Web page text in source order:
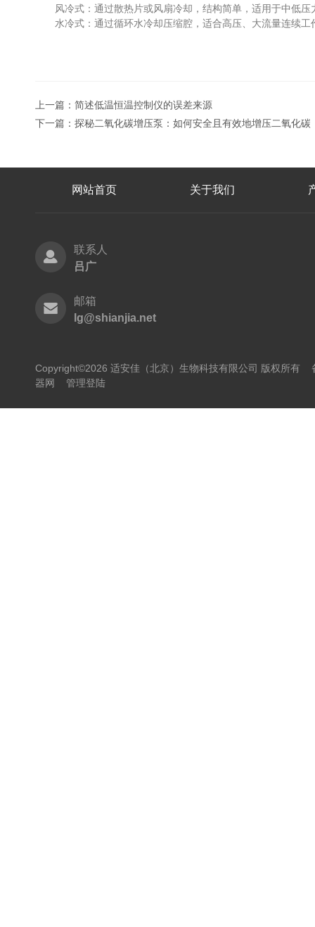
风冷式：通过散热片或风扇冷却，结构简单，适用于中低压
水冷式：通过循环水冷却压缩腔，适合高压、大流量连续工
上一篇： 简述低温恒温控制仪的误差来源
下一篇： 探秘二氧化碳增压泵：如何安全且有效地增压二氧化碳
网站首页 关于我们
联系人
吕广
邮箱
lg@shianjia.net
Copyright©2026 适安佳（北京）生物科技有限公司 版权所有
器网
管理登陆